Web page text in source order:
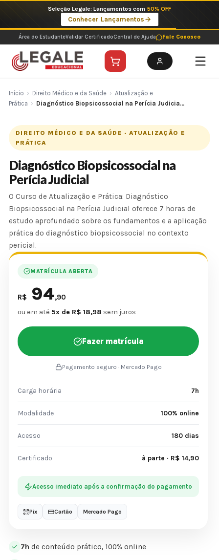
o
conteúdo
Seleção Legale: Lançamentos com 50% OFF
Conhecer Lançamentos
Área do EstudanteValidar CertificadoCentral de Ajuda Fale Conosco
Início › Direito Médico e da Saúde › Atualização e
Prática › Diagnóstico Biopsicossocial na Perícia Judicia…
DIREITO MÉDICO E DA SAÚDE · ATUALIZAÇÃO E
PRÁTICA
Diagnóstico Biopsicossocial na
Perícia Judicial
O Curso de Atualização e Prática: Diagnóstico
Biopsicossocial na Perícia Judicial oferece 7 horas de
estudo aprofundado sobre os fundamentos e a aplicação
prática do diagnóstico biopsicossocial no contexto
pericial.
7h de conteúdo prático, 100% online
MATRÍCULA ABERTA
R$ 94,90
ou em até 5x de R$ 18,98 sem juros
Fazer matrícula
Pagamento seguro · Mercado Pago
Carga horária 7h
Modalidade 100% online
Acesso 180 dias
Certificado à parte · R$ 14,90
Acesso imediato após a confirmação do pagamento
Pix Cartão Mercado Pago